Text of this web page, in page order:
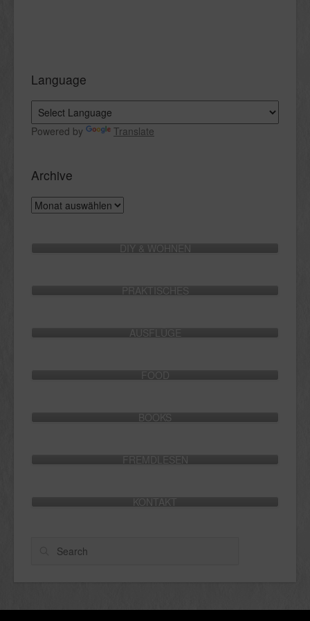
Language
Powered by Translate
Archive
Archive
DIY & WOHNEN
PRAKTISCHES
AUSFLÜGE
FOOD
BOOKS
FREMDLESEN
KONTAKT